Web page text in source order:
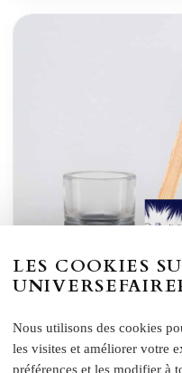
N°160.2 – Carton
LES COOKIES
Nous utilisons des cookies
les visites et améliorer votre
préférences et les modifier à